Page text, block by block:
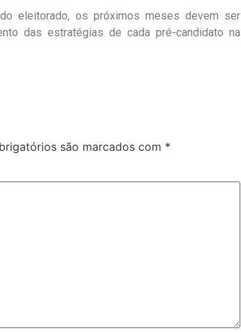
eleitorado, os próximos meses devem ser
das estratégias de cada pré-candidato na
são marcados com *